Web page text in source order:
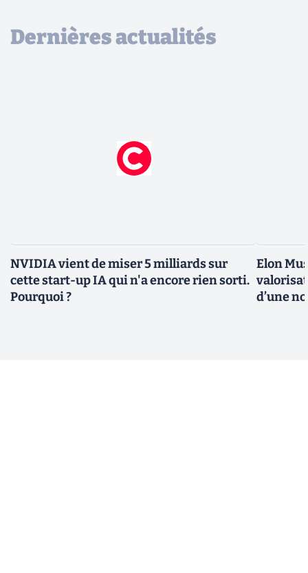
Dernières actualités
NVIDIA vient de miser 5 milliards sur
cette start-up IA qui n'a encore rien sorti.
Pourquoi ?
Elon
d’une